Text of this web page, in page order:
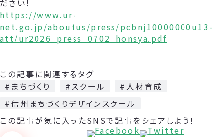
ださい！
https://www.ur-
net.go.jp/aboutus/press/pcbnj10000000u13-
att/ur2026_press_0702_honsya.pdf
この記事に関連するタグ
#まちづくり
#スクール
#人材育成
#信州まちづくりデザインスクール
この記事が気に入ったSNSで記事をシェアしよう！